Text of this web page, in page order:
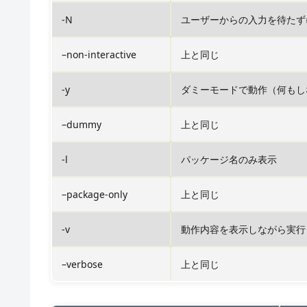
-N ユーザーからの入力を待た
–non-interactive 上と同じ
-y ダミーモードで動作（何もし
–dummy 上と同じ
-l パッケージ名のみ表示
–package-only 上と同じ
-v 動作内容を表示しながら実行
–verbose 上と同じ